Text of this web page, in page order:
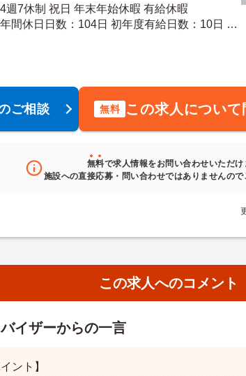
4週7休制 祝日 年末年始休暇 有給休暇
年間休日日数：104日 初年度有給日数：10日 最
ご相談 無料 この求人について
無料で求人情報をお問い合わせいただけ
施設への直接応募・問い合わせではありませんので
この求人へのコメント
イザーからの一言
ント】